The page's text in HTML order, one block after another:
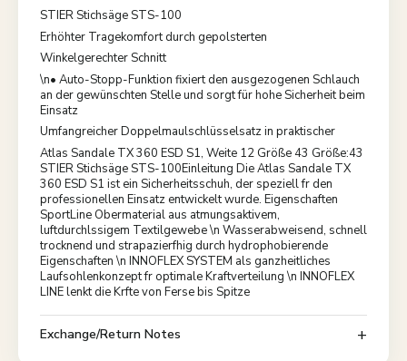
STIER Stichsäge STS-100
Erhöhter Tragekomfort durch gepolsterten
Winkelgerechter Schnitt
\n• Auto-Stopp-Funktion fixiert den ausgezogenen Schlauch
an der gewünschten Stelle und sorgt für hohe Sicherheit beim
Einsatz
Umfangreicher Doppelmaulschlüsselsatz in praktischer
Atlas Sandale TX 360 ESD S1, Weite 12 Größe 43 Größe:43
STIER Stichsäge STS-100Einleitung Die Atlas Sandale TX
360 ESD S1 ist ein Sicherheitsschuh, der speziell fr den
professionellen Einsatz entwickelt wurde. Eigenschaften
SportLine Obermaterial aus atmungsaktivem,
luftdurchlssigem Textilgewebe \n Wasserabweisend, schnell
trocknend und strapazierfhig durch hydrophobierende
Eigenschaften \n INNOFLEX SYSTEM als ganzheitliches
Laufsohlenkonzept fr optimale Kraftverteilung \n INNOFLEX
LINE lenkt die Krfte von Ferse bis Spitze
Exchange/Return Notes